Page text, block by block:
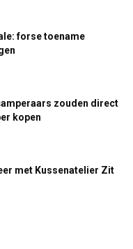
forse toename
zouden direct
kopen
met Kussenatelier Zit